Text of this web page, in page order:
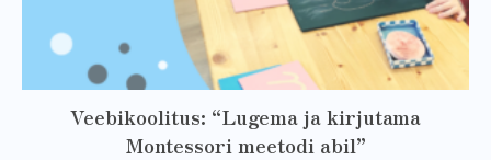
Veebikoolitus: “Lugema ja kirjutama
Montessori meetodi abil”